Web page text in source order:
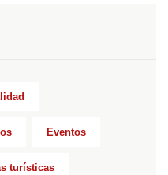
Eventos
turísticas